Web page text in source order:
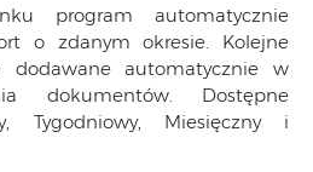
program automatycznie
o zdanym okresie. Kolejne
dodawane automatycznie w
dokumentów. Dostępne
Tygodniowy, Miesięczny i